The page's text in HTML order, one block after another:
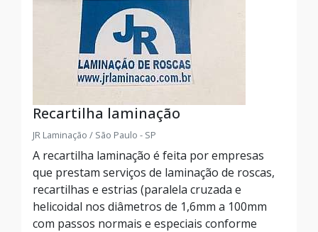
Recartilha laminação
JR Laminação / São Paulo - SP
A recartilha laminação é feita por empresas
que prestam serviços de laminação de roscas,
recartilhas e estrias (paralela cruzada e
helicoidal nos diâmetros de 1,6mm a 100mm
com passos normais e especiais conforme